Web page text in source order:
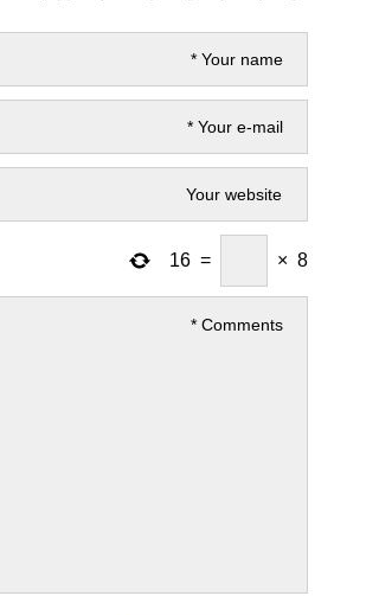
8
×
=
16